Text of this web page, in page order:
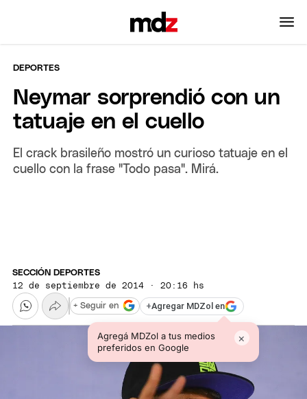
DEPORTES
Neymar sorprendió con un
tatuaje en el cuello
El crack brasileño mostró un curioso tatuaje en el
cuello con la frase "Todo pasa". Mirá.
SECCIÓN DEPORTES
12 de septiembre de 2014 · 20:16 hs
+Agregar MDZol en
Agregá MDZol a tus medios
preferidos en Google
×
+ Seguir en